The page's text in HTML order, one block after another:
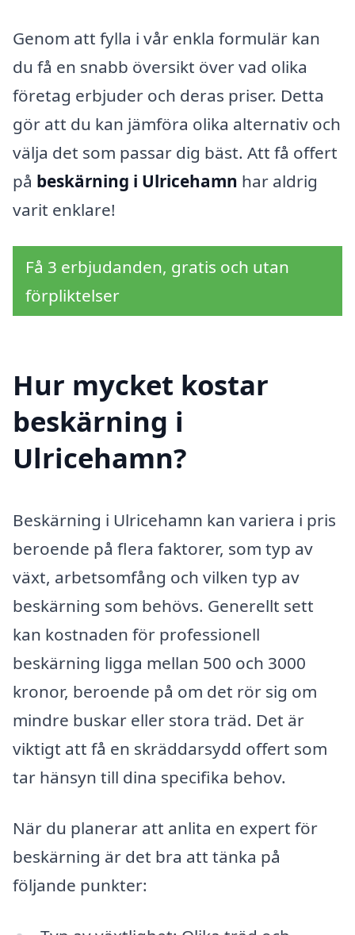
Genom att fylla i vår enkla formulär kan
du få en snabb översikt över vad olika
företag erbjuder och deras priser. Detta
gör att du kan jämföra olika alternativ och
välja det som passar dig bäst. Att få offert
på beskärning i Ulricehamn har aldrig
varit enklare!
Få 3 erbjudanden, gratis och utan
förpliktelser
Hur mycket kostar
beskärning i
Ulricehamn?
Beskärning i Ulricehamn kan variera i pris
beroende på flera faktorer, som typ av
växt, arbetsomfång och vilken typ av
beskärning som behövs. Generellt sett
kan kostnaden för professionell
beskärning ligga mellan 500 och 3000
kronor, beroende på om det rör sig om
mindre buskar eller stora träd. Det är
viktigt att få en skräddarsydd offert som
tar hänsyn till dina specifika behov.
När du planerar att anlita en expert för
beskärning är det bra att tänka på
följande punkter: